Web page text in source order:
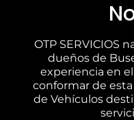
OTP SERVICIOS
dueños de
experiencia en
conformar de
de Vehículos